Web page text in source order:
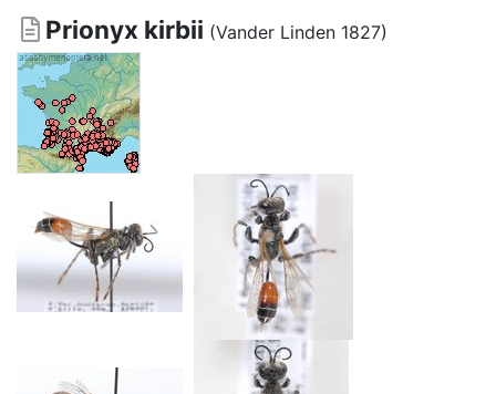
Prionyx kirbii (Vander Linden 1827)